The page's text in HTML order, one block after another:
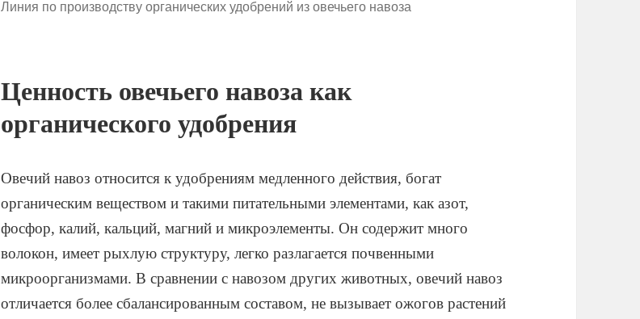
Линия по производству органических удобрений из овечьего навоза
Ценность овечьего навоза как
органического удобрения
Овечий навоз относится к удобрениям медленного действия, богат
органическим веществом и такими питательными элементами, как азот,
фосфор, калий, кальций, магний и микроэлементы. Он содержит много
волокон, имеет рыхлую структуру, легко разлагается почвенными
микроорганизмами. В сравнении с навозом других животных, овечий навоз
отличается более сбалансированным составом, не вызывает ожогов растений